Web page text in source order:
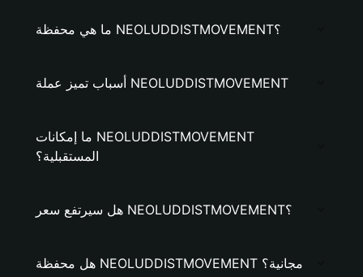
ما هي محفظة NEOLUDDISTMOVEMENT؟
أسباب تميز عملة NEOLUDDISTMOVEMENT
ما إمكانات NEOLUDDISTMOVEMENT
المستقبلية؟
هل سيرتفع سعر NEOLUDDISTMOVEMENT؟
هل محفظة NEOLUDDISTMOVEMENT مجانية؟